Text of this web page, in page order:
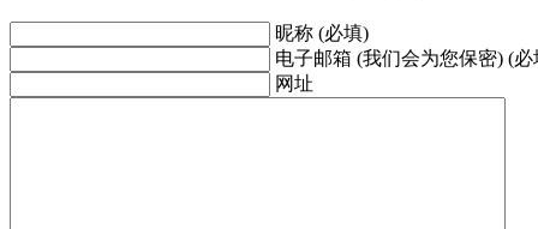
昵称 (必填)
电子邮箱 (我们会为您保密) (必
网址